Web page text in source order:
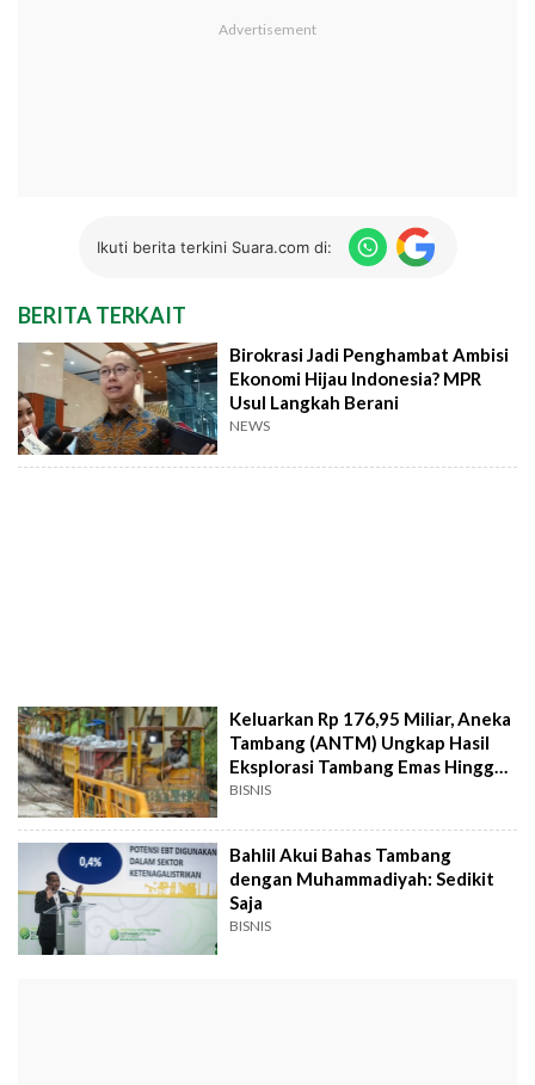
Ikuti berita terkini Suara.com di:
BERITA TERKAIT
Birokrasi Jadi Penghambat Ambisi
Ekonomi Hijau Indonesia? MPR
Usul Langkah Berani
NEWS
Keluarkan Rp 176,95 Miliar, Aneka
Tambang (ANTM) Ungkap Hasil
Eksplorasi Tambang Emas Hingga
Bauksit
BISNIS
Bahlil Akui Bahas Tambang
dengan Muhammadiyah: Sedikit
Saja
BISNIS